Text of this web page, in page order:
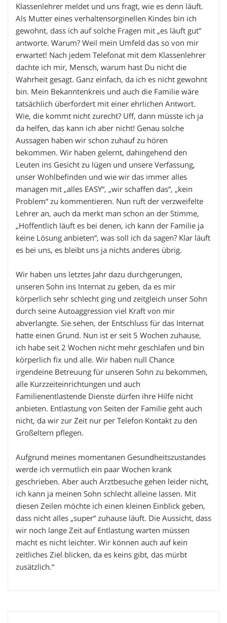
Klassenlehrer meldet und uns fragt, wie es denn läuft.
Als Mutter eines verhaltensorginellen Kindes bin ich
gewohnt, dass ich auf solche Fragen mit „es läuft gut“
antworte. Warum? Weil mein Umfeld das so von mir
erwartet! Nach jedem Telefonat mit dem Klassenlehrer
dachte ich mir, Mensch, warum hast Du nicht die
Wahrheit gesagt. Ganz einfach, da ich es nicht gewohnt
bin. Mein Bekanntenkreis und auch die Familie wäre
tatsächlich überfordert mit einer ehrlichen Antwort.
Wie, die kommt nicht zurecht? Uff, dann müsste ich ja
da helfen, das kann ich aber nicht! Genau solche
Aussagen haben wir schon zuhauf zu hören
bekommen. Wir haben gelernt, dahingehend den
Leuten ins Gesicht zu lügen und unsere Verfassung,
unser Wohlbefinden und wie wir das immer alles
managen mit „alles EASY“, „wir schaffen das“, „kein
Problem“ zu kommentieren. Nun ruft der verzweifelte
Lehrer an, auch da merkt man schon an der Stimme,
„Hoffentlich läuft es bei denen, ich kann der Familie ja
keine Lösung anbieten“, was soll ich da sagen? Klar läuft
es bei uns, es bleibt uns ja nichts anderes übrig.
Wir haben uns letztes Jahr dazu durchgerungen,
unseren Sohn ins Internat zu geben, da es mir
körperlich sehr schlecht ging und zeitgleich unser Sohn
durch seine Autoaggression viel Kraft von mir
abverlangte. Sie sehen, der Entschluss für das Internat
hatte einen Grund. Nun ist er seit 5 Wochen zuhause,
ich habe seit 2 Wochen nicht mehr geschlafen und bin
körperlich fix und alle. Wir haben null Chance
irgendeine Betreuung für unseren Sohn zu bekommen,
alle Kurzzeiteinrichtungen und auch
Familienentlastende Dienste dürfen ihre Hilfe nicht
anbieten. Entlastung von Seiten der Familie geht auch
nicht, da wir zur Zeit nur per Telefon Kontakt zu den
Großeltern pflegen.
Aufgrund meines momentanen Gesundheitszustandes
werde ich vermutlich ein paar Wochen krank
geschrieben. Aber auch Arztbesuche gehen leider nicht,
ich kann ja meinen Sohn schlecht alleine lassen. Mit
diesen Zeilen möchte ich einen kleinen Einblick geben,
dass nicht alles „super“ zuhause läuft. Die Aussicht, dass
wir noch lange Zeit auf Entlastung warten müssen
macht es nicht leichter. Wir können auch auf kein
zeitliches Ziel blicken, da es keins gibt, das mürbt
zusätzlich.“